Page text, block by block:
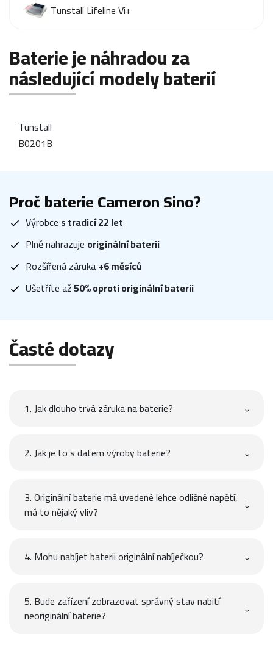
Tunstall Lifeline Vi+
Baterie je náhradou za
následující modely baterií
Tunstall
B0201B
Proč baterie Cameron Sino?
Výrobce s tradicí 22 let
Plně nahrazuje originální baterii
Rozšířená záruka+6 měsíců
Ušetříte až50% oproti originální baterii
Časté dotazy
1. Jak dlouho trvá záruka na baterie?
2. Jak je to s datem výroby baterie?
3. Originální baterie má uvedené lehce odlišné napětí,
má to nějaký vliv?
4. Mohu nabíjet baterii originální nabíječkou?
5. Bude zařízení zobrazovat správný stav nabití
neoriginální baterie?